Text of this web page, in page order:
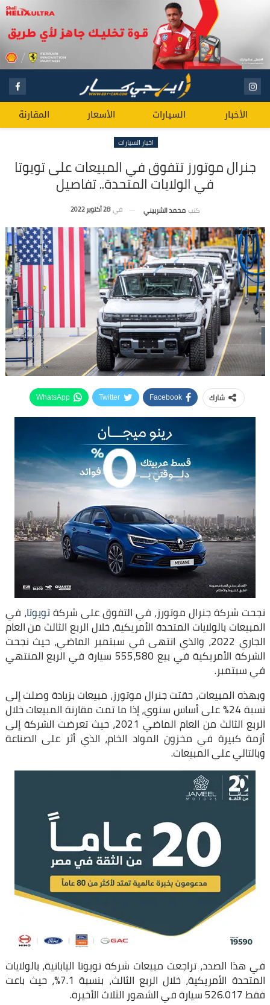
الأخبار السيارات الأسعار المقارنة
اخبار السيارات
جنرال موتورز تتفوق في المبيعات على تويوتا
في الولايات المتحدة.. تفاصيل
كتب محمد الشربيني في 28 أكتوبر 2022
شارك Facebook
Twitter
WhatsApp
نجحت شركة جنرال موتورز، في التفوق على شركةتويوتا، في
المبيعات بالولايات المتحدة الأمريكية، خلال الربع الثالث من العام
الجاري 2022، والذي انتهى في سبتمبر الماضي، حيث نجحت
الشركة الأمريكية في بيع 555،580 سيارة في الربع المنتهي
في سبتمبر.
وبهذه المبيعات، حقتت جنرال موتورز، مبيعات بزيادة وصلت إلى
نسبة 24% على أساس سنوي، إذا ما تمت مقارنة المبيعات خلال
الربع الثالث من العام الماضي 2021، حيث تعرضت الشركة إلى
أزمة كبيرة في مخزون المواد الخام، الذي أثر على الصناعة
وبالتالي على المبيعات.
في هذا الصدد، تراجعت مبيعات شركة تويوتا اليابانية، بالولايات
المتحدة الأمريكية، خلال الربع الثالث، بنسبة 7.1%، حيث باعت
فقط 526.017 سيارة في الشهور الثلاث الأخيرة.